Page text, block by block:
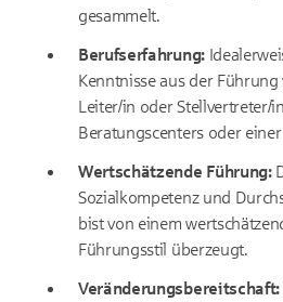
gesammelt.
Berufserfahrung:
Kenntnisse aus der
Leiter/in oder Stellvertreter/
Beratungscenters oder
Wertschätzende Führung:
Sozialkompetenz und
bist von einem
Führungsstil überzeugt.
Veränderungsbereitschaft: